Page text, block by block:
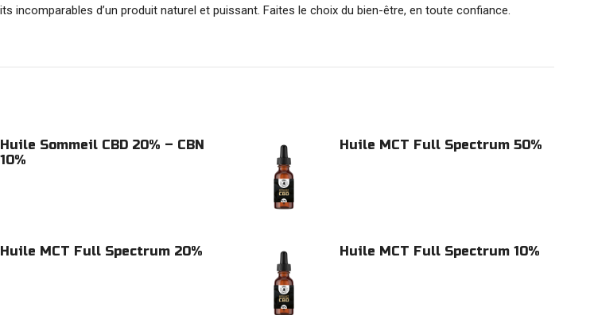
incomparables d’un produit naturel et puissant. Faites le choix du bien-être, en toute confiance.
Huile Sommeil CBD 20% – CBN
10%
Huile MCT Full Spectrum 50%
Huile MCT Full Spectrum 20% Huile MCT Full Spectrum 10%